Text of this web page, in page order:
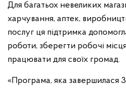
Для багатьох невеликих
харчування, аптек,
послуг ця підтримка
роботи, зберегти робочі
працювати для своїх громад.
«Програма, яка завершилася